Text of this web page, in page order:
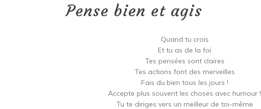
Pense bien et agis
Quand tu crois
Et tu as de la foi
Tes pensées sont claires
Tes actions font des merveilles
Fais du bien tous les jours !
Accepte plus souvent les choses avec humour !
Tu te diriges vers un meilleur de toi-même